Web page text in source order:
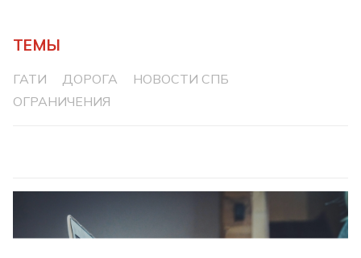
ТЕМЫ
ГАТИ ДОРОГА
НОВОСТИ СПБ
ОГРАНИЧЕНИЯ